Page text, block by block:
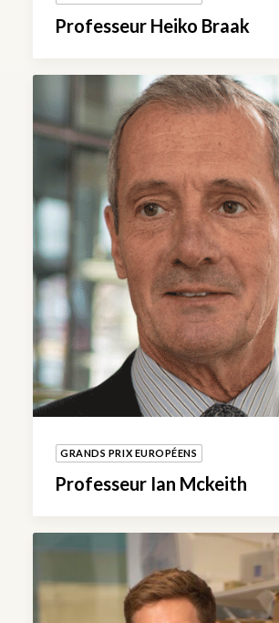
Professeur Heiko Braak
GRANDS PRIX EUROPÉENS
Professeur Ian Mckeith